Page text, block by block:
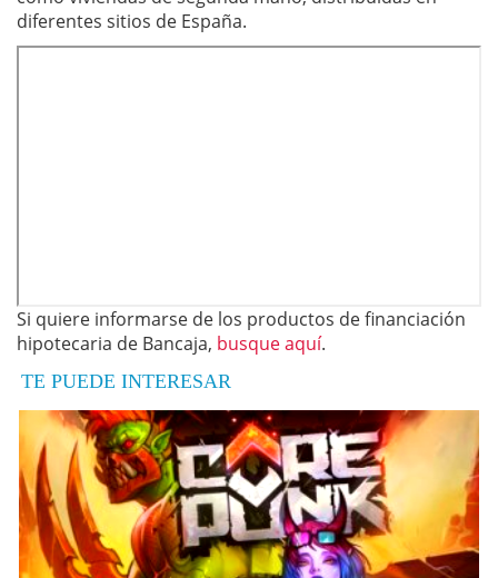
diferentes sitios de España.
Si quiere informarse de los productos de financiación
hipotecaria de Bancaja, busque aquí.
TE PUEDE INTERESAR